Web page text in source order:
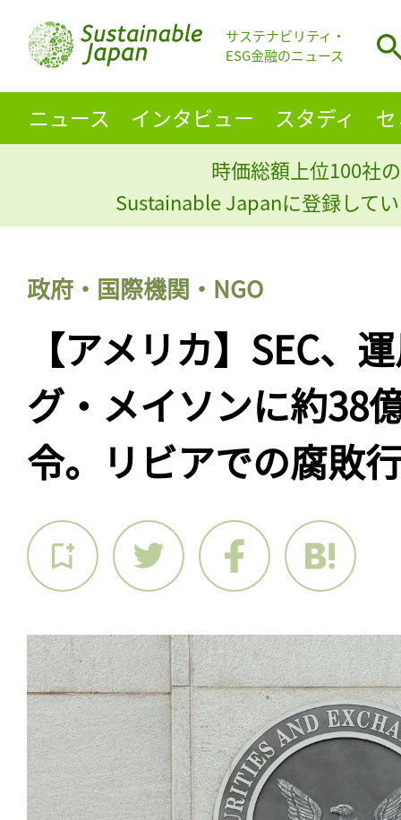
サステナビリティ・
ESG金融のニュース
ニュース インタビュー スタディ
時価総額上位100社
Sustainable Japanに登録して
政府・国際機関・NGO
【アメリカ】SEC、
グ・メイソンに約38
令。リビアでの腐敗